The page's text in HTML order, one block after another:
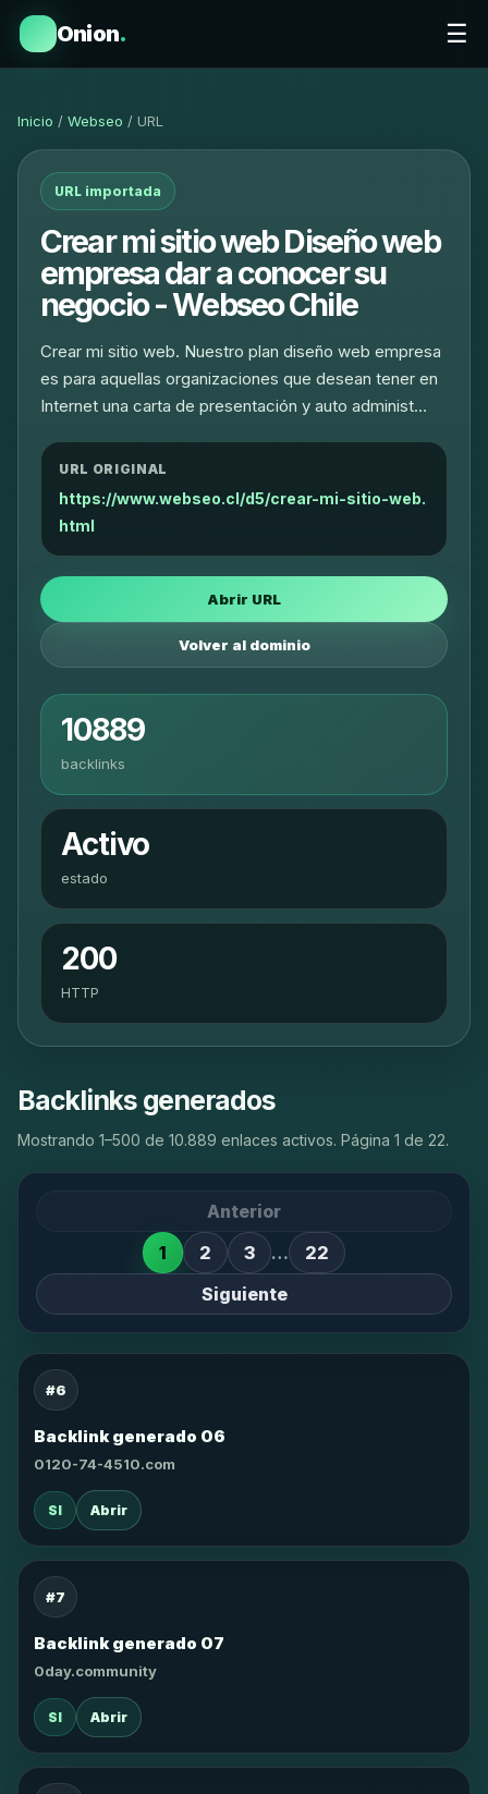
Onion. ☰
Inicio / Webseo / URL
URL importada
Crear mi sitio web Diseño web
empresa dar a conocer su
negocio - Webseo Chile
Crear mi sitio web. Nuestro plan diseño web empresa
es para aquellas organizaciones que desean tener en
Internet una carta de presentación y auto administ…
URL ORIGINAL
https://www.webseo.cl/d5/crear-mi-sitio-web.
html
Abrir URL
Volver al dominio
10889
backlinks
Activo
estado
200
HTTP
Backlinks generados
Mostrando 1–500 de 10.889 enlaces activos. Página 1 de 22.
Anterior
1
2 3 …
22
Siguiente
#6
Backlink generado 06
0120-74-4510.com
SI Abrir
#7
Backlink generado 07
0day.community
SI Abrir